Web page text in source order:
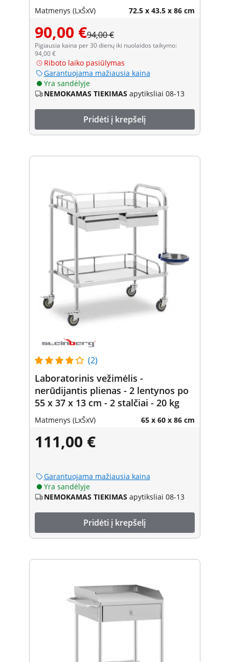
Matmenys (LxŠxV) 72.5 x 43.5 x 86 cm
90,00 €94,00 €
Pigiausia kaina per 30 dienų iki nuolaidos taikymo:
94,00 €
Riboto laiko pasiūlymas
Garantuojama mažiausia kaina
Yra sandėlyje
NEMOKAMAS TIEKIMAS apytiksliai 08-13
Pridėti į krepšelį
(2)
Laboratorinis vežimėlis -
nerūdijantis plienas - 2 lentynos po
55 x 37 x 13 cm - 2 stalčiai - 20 kg
Matmenys (LxŠxV) 65 x 60 x 86 cm
111,00 €
Garantuojama mažiausia kaina
Yra sandėlyje
NEMOKAMAS TIEKIMAS apytiksliai 08-13
Pridėti į krepšelį